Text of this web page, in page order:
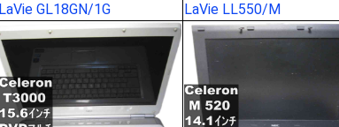
LaVie GL18GN/1G LaVie LL550/M